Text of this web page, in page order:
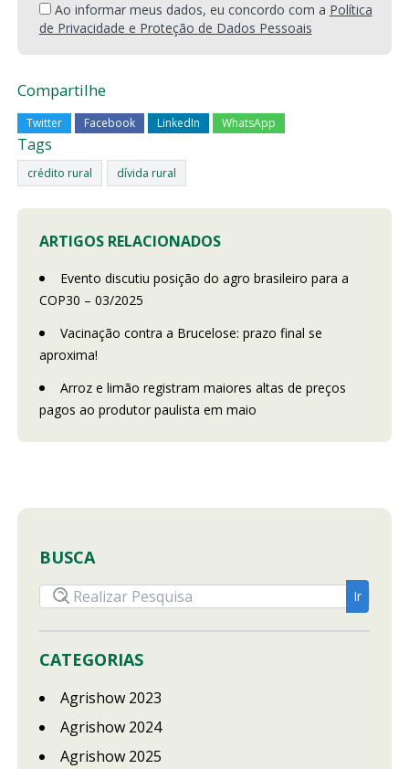
Ao informar meus dados, eu concordo com a Política
de Privacidade e Proteção de Dados Pessoais
Compartilhe
Twitter Facebook LinkedIn WhatsApp
Tags
crédito rural dívida rural
ARTIGOS RELACIONADOS
Evento discutiu posição do agro brasileiro para a
COP30 – 03/2025
Vacinação contra a Brucelose: prazo final se
aproxima!
Arroz e limão registram maiores altas de preços
pagos ao produtor paulista em maio
BUSCA
CATEGORIAS
Agrishow 2023
Agrishow 2024
Agrishow 2025